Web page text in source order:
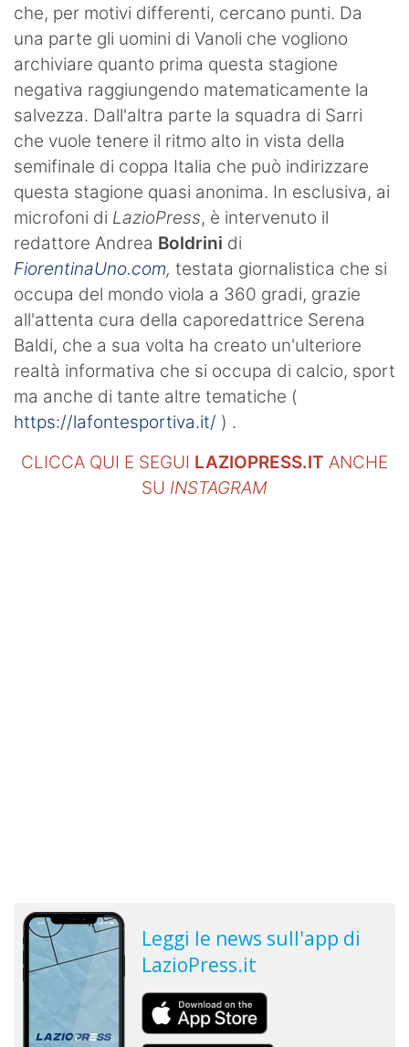
che, per motivi differenti, cercano punti. Da
una parte gli uomini di Vanoli che vogliono
archiviare quanto prima questa stagione
negativa raggiungendo matematicamente la
salvezza. Dall'altra parte la squadra di Sarri
che vuole tenere il ritmo alto in vista della
semifinale di coppa Italia che può indirizzare
questa stagione quasi anonima. In esclusiva, ai
microfoni di LazioPress, è intervenuto il
redattore Andrea Boldrini di
FiorentinaUno.com, testata giornalistica che si
occupa del mondo viola a 360 gradi, grazie
all'attenta cura della caporedattrice Serena
Baldi, che a sua volta ha creato un'ulteriore
realtà informativa che si occupa di calcio, sport
ma anche di tante altre tematiche (
https://lafontesportiva.it/ ) .
CLICCA QUI E SEGUI LAZIOPRESS.IT ANCHE
SU INSTAGRAM